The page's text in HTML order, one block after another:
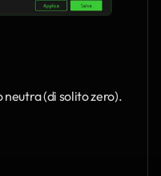
(di solito zero).